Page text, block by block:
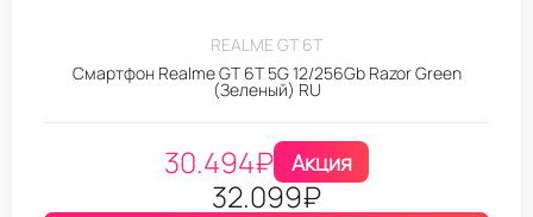
REALME GT 6T
Смартфон Realme GT 6T 5G 12/256Gb Razor Green
(Зеленый) RU
30.494₽ Акция
32.099₽